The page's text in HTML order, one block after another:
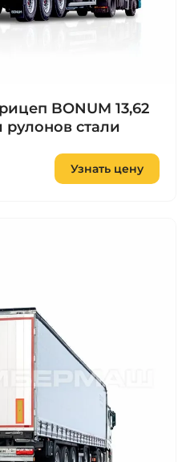
BONUM 13,62
стали
Узнать цену